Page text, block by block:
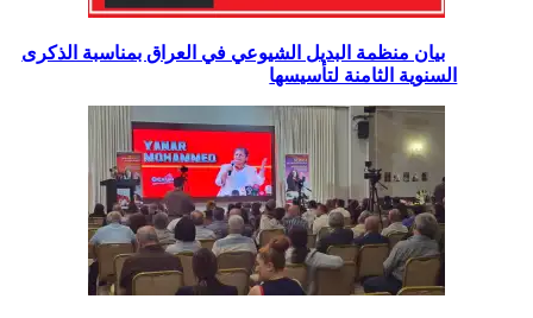
بيان منظمة البديل الشيوعي في العراق بمناسبة الذكرى
السنوية الثامنة لتأسيسها